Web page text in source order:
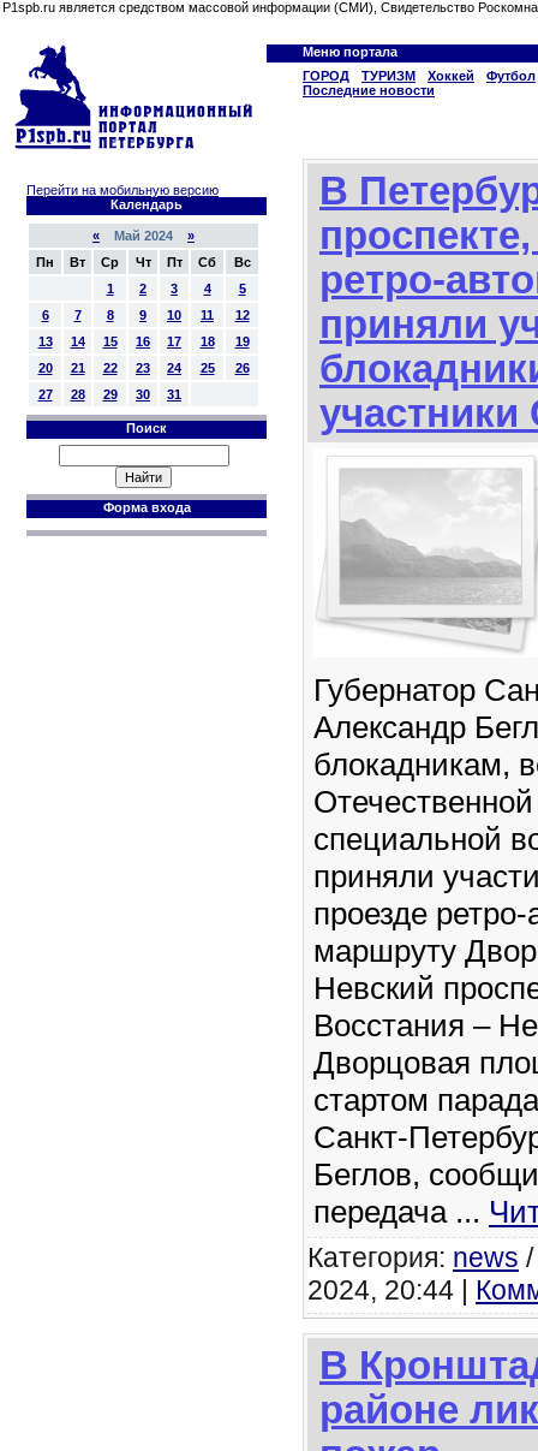
P1spb.ru является средством массовой информации (СМИ), Свидетельство
Меню портала
ГОРОД
ТУРИЗМ Хоккей
Футбол
Последние новости
Перейти на мобильную версию
Календарь
« Май 2024 »
Пн
Вт Ср Чт Пт Сб
Вс
1
2 3 4
5
6
7 8 9 10 11
12
13
14 15 16 17 18
19
20
21 22 23 24 25
26
27
28 29 30 31
Поиск
Форма входа
В
ретро-
приняли
Губернатор
Александр
блокадникам,
специальной
приняли
проезде
маршруту
Невский
Восстания –
Дворцовая
стартом
Санкт-
Беглов,
передача ...
Категория: news
2024, 20:44 |
В
районе